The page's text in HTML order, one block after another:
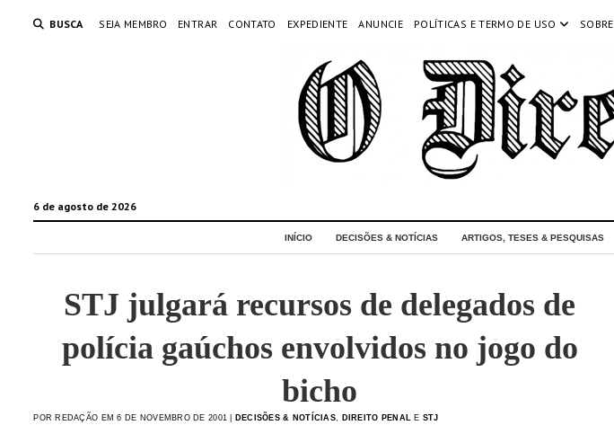
BUSCA SEJA MEMBRO ENTRAR CONTATO EXPEDIENTE ANUNCIE POLÍTICAS E TERMO DE USO SOBRE
6 de agosto de 2026
INÍCIO DECISÕES & NOTÍCIAS ARTIGOS, TESES & PESQUISAS
STJ julgará recursos de delegados de
polícia gaúchos envolvidos no jogo do
bicho
POR REDAÇÃO EM 6 DE NOVEMBRO DE 2001 | DECISÕES & NOTÍCIAS DIREITO PENAL E STJ